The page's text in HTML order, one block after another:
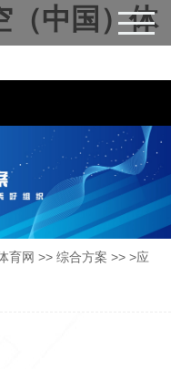
（中国）体
育网 >> 综合方案 >> >应